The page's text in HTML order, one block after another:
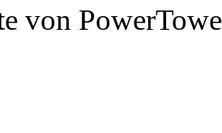
von